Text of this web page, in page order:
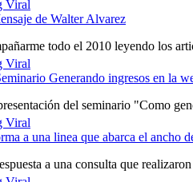
de Walter Alvarez
todo el 2010 leyendo los
Generando ingresos en la
del seminario "Como
a una linea que abarca el ancho
a una consulta que